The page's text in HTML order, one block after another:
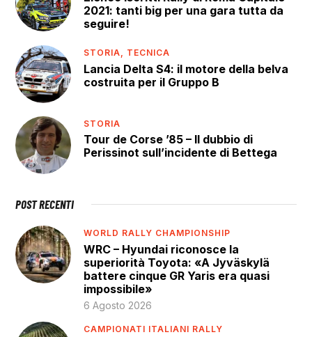
2021: tanti big per una gara tutta da
seguire!
STORIA, TECNICA
Lancia Delta S4: il motore della belva
costruita per il Gruppo B
STORIA
Tour de Corse ’85 – Il dubbio di
Perissinot sull’incidente di Bettega
POST RECENTI
WORLD RALLY CHAMPIONSHIP
WRC – Hyundai riconosce la
superiorità Toyota: «A Jyväskylä
battere cinque GR Yaris era quasi
impossibile»
6 Agosto 2026
CAMPIONATI ITALIANI RALLY